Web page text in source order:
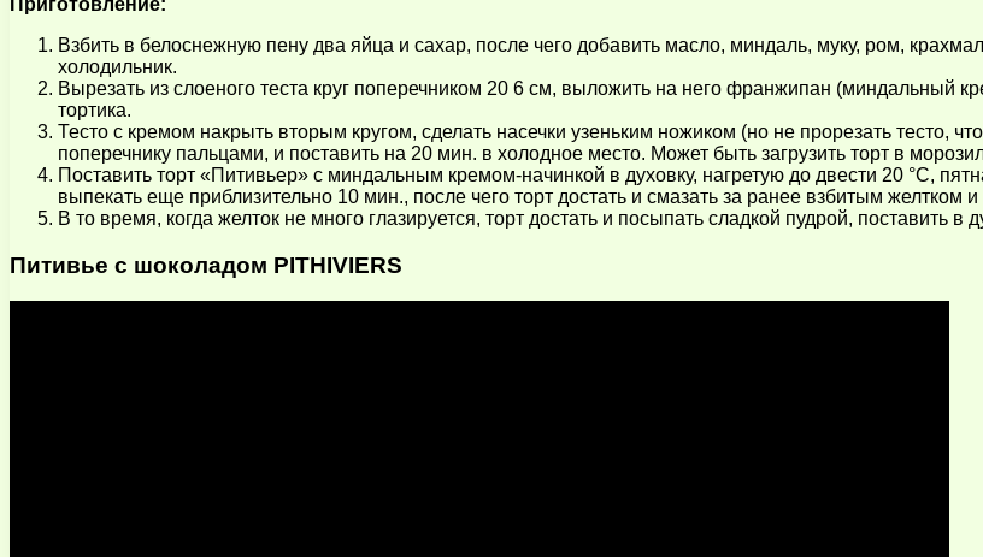
Взбить в белоснежную пену два яйца и сахар, после чего добавить масло, миндаль, муку, ром,
холодильник.
Вырезать из слоеного теста круг поперечником 20 6 см, выложить на него франжипан (миндальный
тортика.
Тесто с кремом накрыть вторым кругом, сделать насечки узеньким ножиком (но не прорезать тесто,
поперечнику пальцами, и поставить на 20 мин. в холодное место. Может быть загрузить торт в
Поставить торт «Питивьер» с миндальным кремом-начинкой в духовку, нагретую до двести 20 °C,
выпекать еще приблизительно 10 мин., после чего торт достать и смазать за ранее взбитым желтком
В то время, когда желток не много глазируется, торт достать и посыпать сладкой пудрой, поставить в
Питивье с шоколадом PITHIVIERS